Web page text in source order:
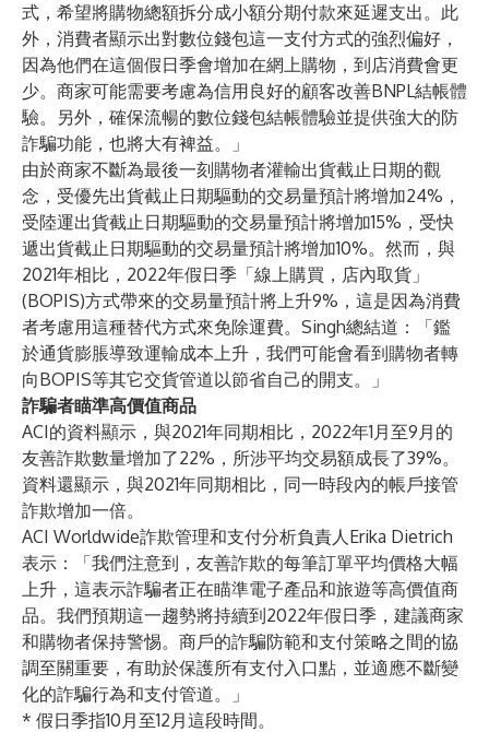
式，希望將購物總額拆分成小額分期付款來延遲支出。此
外，消費者顯示出對數位錢包這一支付方式的強烈偏好，
因為他們在這個假日季會增加在網上購物，到店消費會更
少。商家可能需要考慮為信用良好的顧客改善BNPL結帳體
驗。另外，確保流暢的數位錢包結帳體驗並提供強大的防
詐騙功能，也將大有裨益。」
由於商家不斷為最後一刻購物者灌輸出貨截止日期的觀
念，受優先出貨截止日期驅動的交易量預計將增加24%，
受陸運出貨截止日期驅動的交易量預計將增加15%，受快
遞出貨截止日期驅動的交易量預計將增加10%。然而，與
2021年相比，2022年假日季「線上購買，店內取貨」
(BOPIS)方式帶來的交易量預計將上升9%，這是因為消費
者考慮用這種替代方式來免除運費。Singh總結道：「鑑
於通貨膨脹導致運輸成本上升，我們可能會看到購物者轉
向BOPIS等其它交貨管道以節省自己的開支。」
詐騙者瞄準高價值商品
ACI的資料顯示，與2021年同期相比，2022年1月至9月的
友善詐欺數量增加了22%，所涉平均交易額成長了39%。
資料還顯示，與2021年同期相比，同一時段內的帳戶接管
詐欺增加一倍。
ACI Worldwide詐欺管理和支付分析負責人Erika Dietrich
表示：「我們注意到，友善詐欺的每筆訂單平均價格大幅
上升，這表示詐騙者正在瞄準電子產品和旅遊等高價值商
品。我們預期這一趨勢將持續到2022年假日季，建議商家
和購物者保持警惕。商戶的詐騙防範和支付策略之間的協
調至關重要，有助於保護所有支付入口點，並適應不斷變
化的詐騙行為和支付管道。」
* 假日季指10月至12月這段時間。